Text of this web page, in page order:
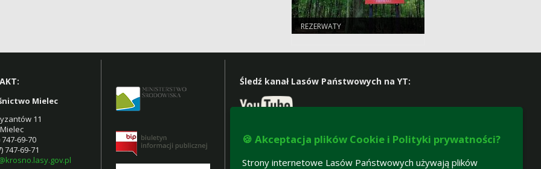
REZERWATY
Mielec
11
69-70
747-69-71
Śledź kanał Lasów Państwowych na YT:
🍪 Akceptacja plików Cookie i Polityki prywatności?
Strony internetowe Lasów Państwowych używają plików